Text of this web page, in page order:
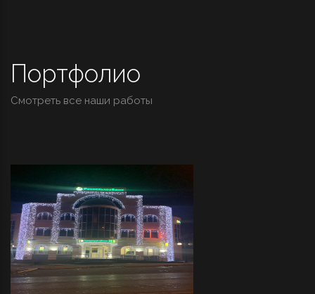
Портфолио
Смотреть все наши работы